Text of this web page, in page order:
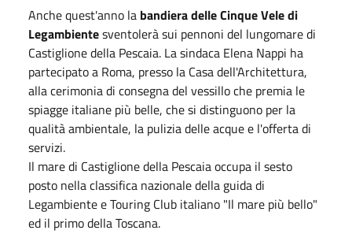
Anche quest'anno la bandiera delle Cinque Vele di
Legambientesventolerà sui pennoni del lungomare di
Castiglione della Pescaia. La sindaca Elena Nappi ha
partecipato a Roma, presso la Casa dell'Architettura,
alla cerimonia di consegna del vessillo che premia le
spiagge italiane più belle, che si distinguono per la
qualità ambientale, la pulizia delle acque e l'offerta di
servizi.
Il mare di Castiglione della Pescaia occupa il sesto
posto nella classifica nazionale della guida di
Legambiente e Touring Club italiano "Il mare più bello"
ed il primo della Toscana.